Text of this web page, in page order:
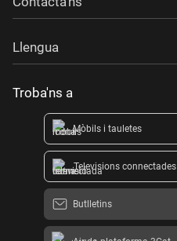
Llengua
Troba'ns a
Mòbils i tauletes
Televisions connectades
Butlletins